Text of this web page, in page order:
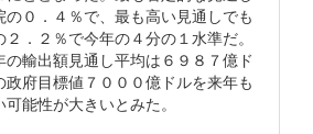
の０．４％で、最も高い見通しでも
．２％で今年の４分の１水準だ。
の輸出額見通し平均は６９８７億ド
政府目標値７０００億ドルを来年も
能性が大きいとみた。